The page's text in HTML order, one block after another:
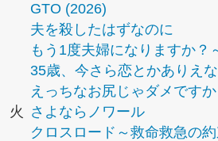
GTO (2026)
夫を殺したはずなのに
もう1度夫婦になりますか？
35歳、今さら恋とかありえ
えっちなお尻じゃダメですか
火
さよならノワール
クロスロード～救命救急の約